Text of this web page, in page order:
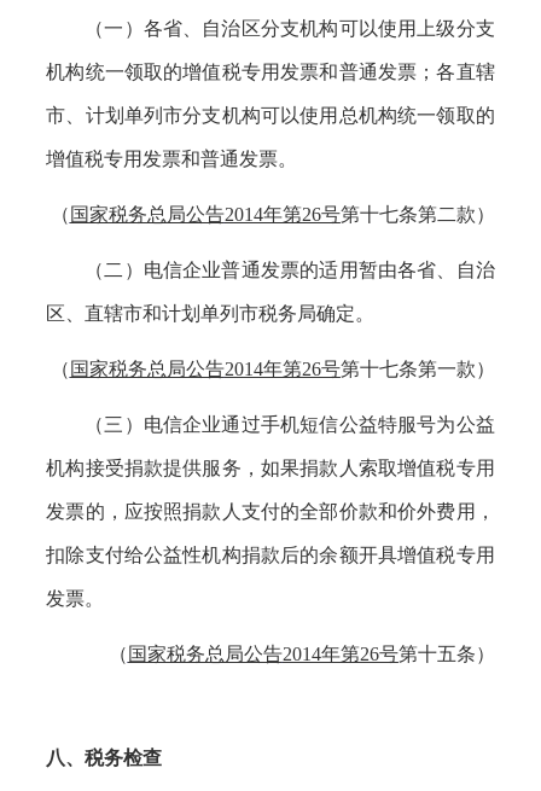
（一）各省、自治区分支机构可以使用上级分支
机构统一领取的增值税专用发票和普通发票；各直辖
市、计划单列市分支机构可以使用总机构统一领取的
增值税专用发票和普通发票。
（ 国家税务总局公告2014年第26号第十七条第二款）
（二）电信企业普通发票的适用暂由各省、自治
区、直辖市和计划单列市税务局确定。
（ 国家税务总局公告2014年第26号第十七条第一款）
（三）电信企业通过手机短信公益特服号为公益
机构接受捐款提供服务，如果捐款人索取增值税专用
发票的，应按照捐款人支付的全部价款和价外费用，
扣除支付给公益性机构捐款后的余额开具增值税专用
发票。
（ 国家税务总局公告2014年第26号第十五条）
八、税务检查